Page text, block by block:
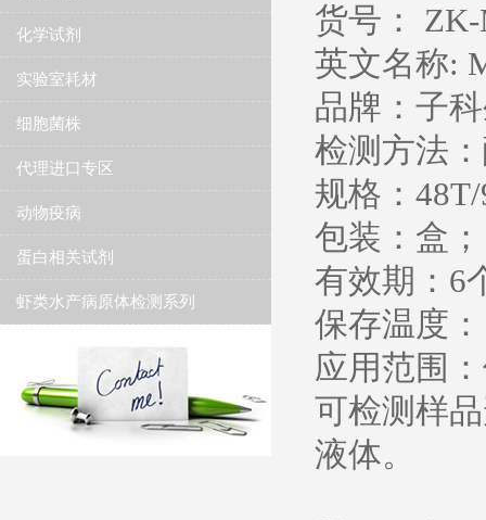
化学试剂
实验室耗材
细胞菌株
代理进口专区
动物疫病
蛋白相关试剂
虾类水产病原体检测系列
货号：
英文名称:
品牌：子
检测方法
规格：
包装：盒；
有效期：6
保存温度
应用范围
可检测样
液体。